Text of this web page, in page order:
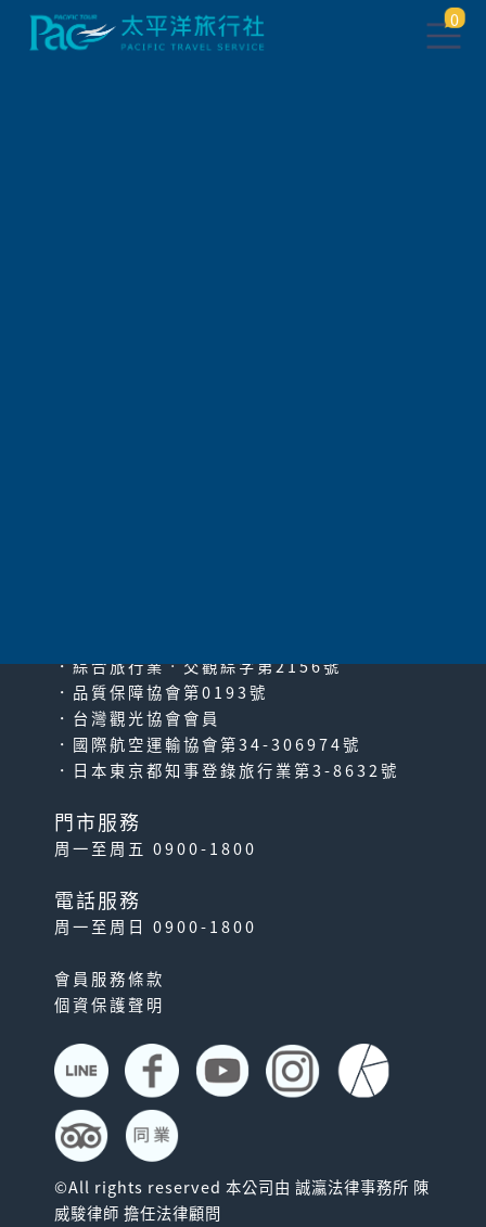
0
．綜合旅行業‧交觀綜字第2156號
．品質保障協會第0193號
．台灣觀光協會會員
．國際航空運輸協會第34-306974號
．日本東京都知事登錄旅行業第3-8632號
門市服務
周一至周五 0900-1800
電話服務
周一至周日 0900-1800
會員服務條款
個資保護聲明
©All rights reserved 本公司由 誠瀛法律事務所 陳
威駿律師 擔任法律顧問